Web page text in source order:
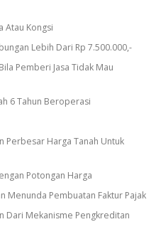
Atau Kongsi
Lebih Dari Rp 7.500.000,-
Pemberi Jasa Tidak Mau
6 Tahun Beroperasi
Perbesar Harga Tanah Untuk
Potongan Harga
Menunda Pembuatan Faktur Pajak
Dari Mekanisme Pengkreditan